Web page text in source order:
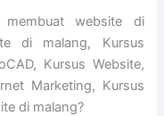
website di
di malang, Kursus
Kursus Website,
Marketing, Kursus
di malang?